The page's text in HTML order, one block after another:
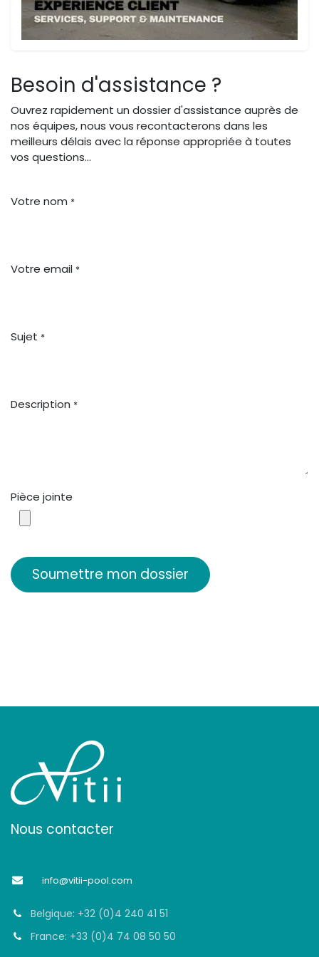
Besoin d'assistance ?
Ouvrez rapidement un dossier d'assistance auprès de
nos équipes, nous vous recontacterons dans les
meilleurs délais avec la réponse appropriée à toutes
vos questions...
Votre nom *
Votre email *
Sujet *
Description *
Pièce jointe
​Soumettre mon dossier
Nous contacter
info@vitii-pool.com
Belgique: +32 (0)4 240 41 51
France: +33 (0)4 74 08 50 50